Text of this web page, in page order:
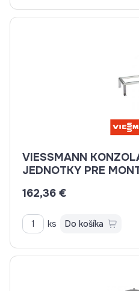
VIESSMANN
JEDNOTKY PRE
162,36 €
ks Do košíka